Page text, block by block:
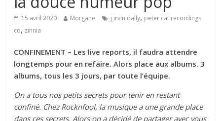
15 avril 2020 Morgane j irvin dally, peter cat recordings
co, zinnia
CONFINEMENT – Les live reports, il faudra attendre
longtemps pour en refaire. Alors place aux albums. 3
albums, tous les 3 jours, par toute l’équipe.
On a tous nos petits secrets pour tenir en restant
confiné. Chez Rocknfool, la musique a une grande place
dans ces secrets. Alors on a décidé de partager avec vous